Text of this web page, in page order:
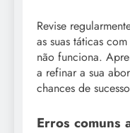
Revise
as suas táticas
não funciona.
a refinar a sua
chances de
Erros comuns